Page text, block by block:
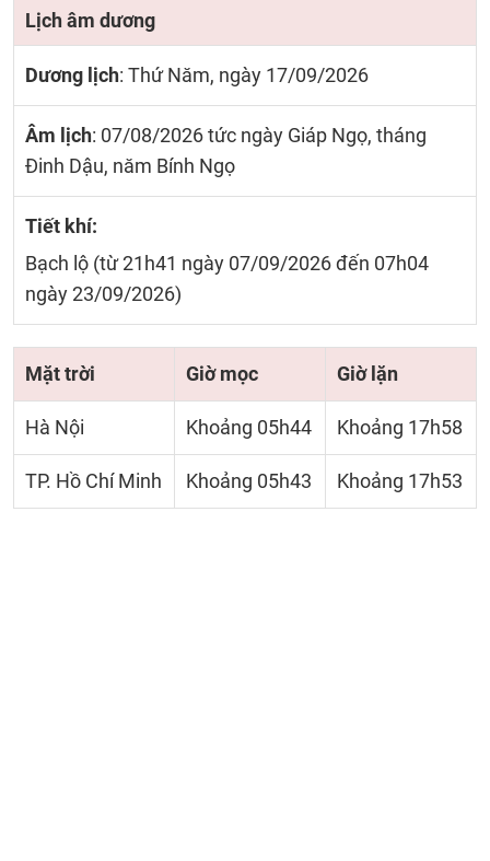
Lịch âm dương
Dương lịch: Thứ Năm, ngày 17/09/2026
Âm lịch: 07/08/2026 tức ngày Giáp Ngọ, tháng
Đinh Dậu, năm Bính Ngọ
Tiết khí:
Bạch lộ (từ 21h41 ngày 07/09/2026 đến 07h04
ngày 23/09/2026)
Mặt trời Giờ mọc Giờ lặn
Hà Nội Khoảng 05h44 Khoảng 17h58
TP. Hồ Chí Minh Khoảng 05h43 Khoảng 17h53